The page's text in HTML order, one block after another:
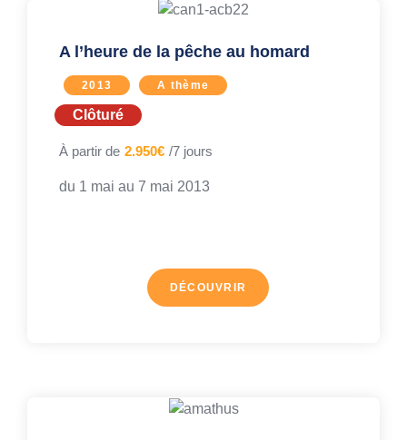
A l’heure de la pêche au homard
2013 A thème
Clôturé
À partir de 2.950€ /7 jours
du 1 mai au 7 mai 2013
DÉCOUVRIR